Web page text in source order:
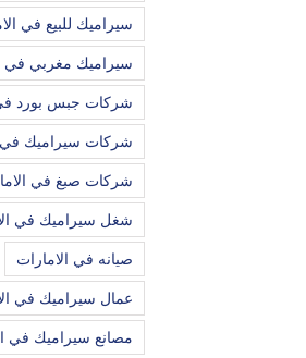
سيراميك للبيع في
سيراميك مغربي في
شركات جبس بورد في
شركات سيراميك في
شركات صبغ في
شغل سيراميك في
صيانه في الامارات
عمال سيراميك في
مصانع سيراميك في